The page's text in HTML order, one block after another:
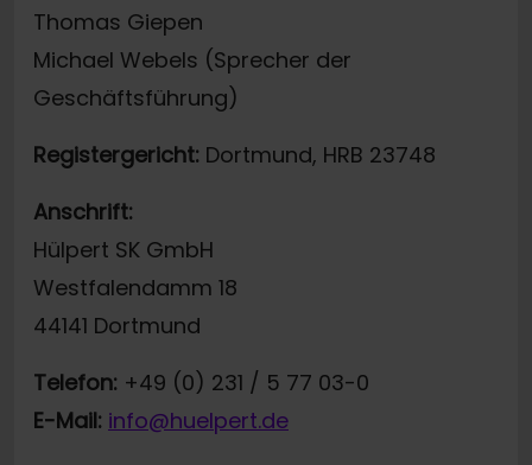
Thomas Giepen
Michael Webels (Sprecher der
Geschäftsführung)
Registergericht: Dortmund, HRB 23748
Anschrift:
Hülpert SK GmbH
Westfalendamm 18
44141 Dortmund
Telefon: +49 (0) 231 / 5 77 03-0
E-Mail: info@huelpert.de